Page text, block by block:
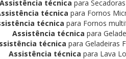
Assistência técnica para
técnica para Fornos
técnica para Fornos
Assistência técnica para
técnica para Geladeiras
Assistência técnica para Lava